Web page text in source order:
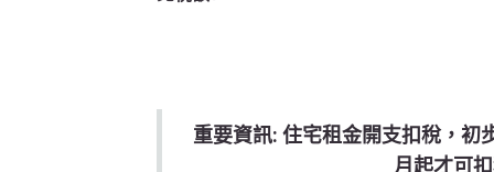
重要資訊: 住宅租金開支扣稅，初
月起才可